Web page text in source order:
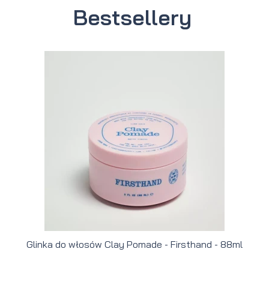
Bestsellery
Glinka do włosów Clay Pomade - Firsthand - 88ml